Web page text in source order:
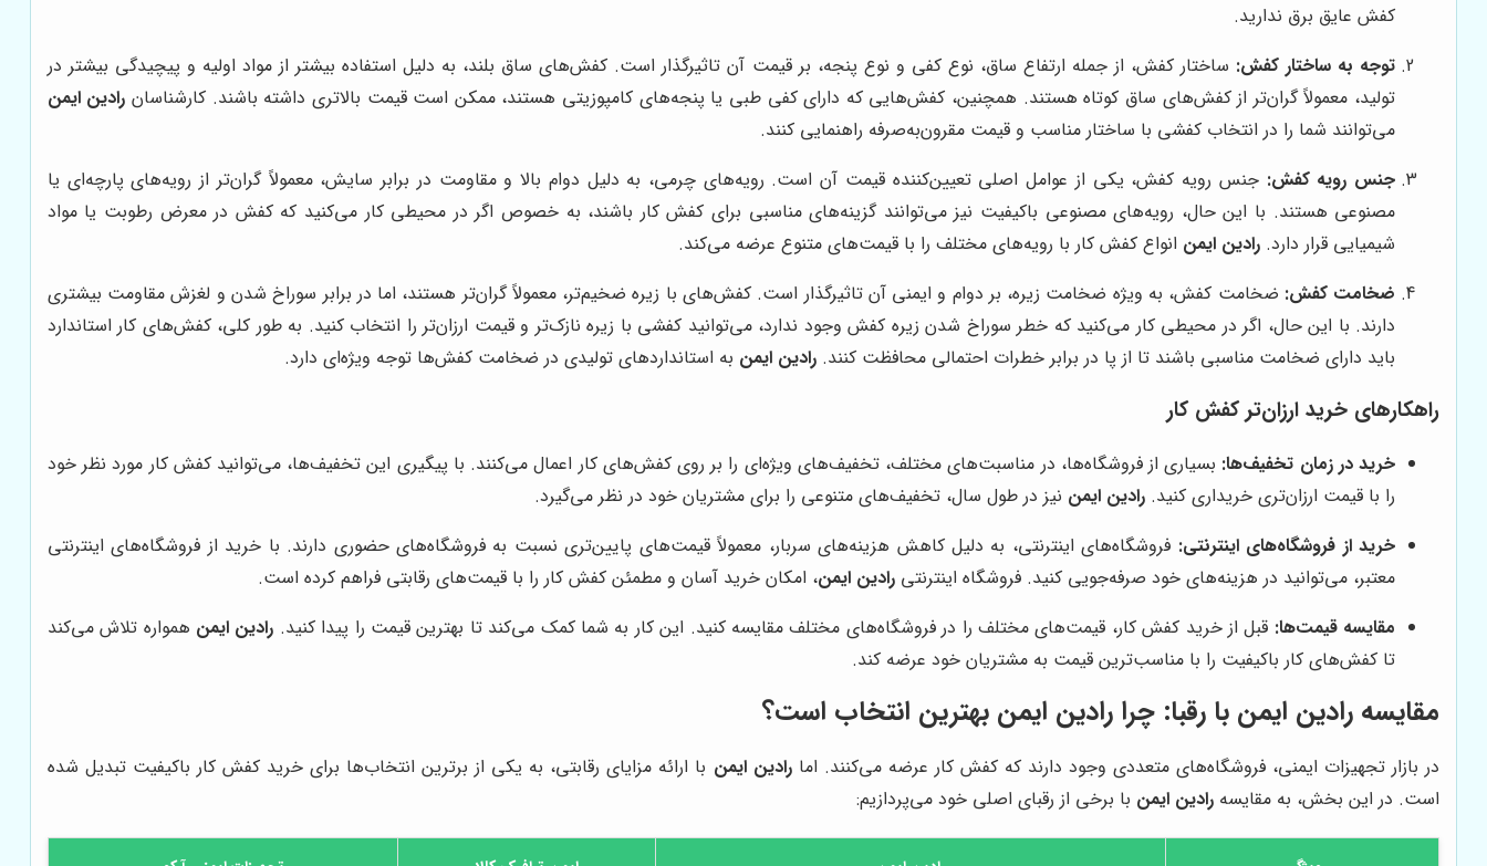
کفش عایق برق ندارید.
توجه به ساختار کفش: ساختار کفش، از جمله ارتفاع ساق، نوع کفی و نوع پنجه، بر قیمت آن تاثیرگذار است. کفش‌های ساق بلند، به دلیل استفاده بیشتر از مواد اولیه و پیچیدگی بیشتر در
تولید، معمولاً گران‌تر از کفش‌های ساق کوتاه هستند. همچنین، کفش‌هایی که دارای کفی طبی یا پنجه‌های کامپوزیتی هستند، ممکن است قیمت بالاتری داشته باشند. کارشناسان رادین ایمن
می‌توانند شما را در انتخاب کفشی با ساختار مناسب و قیمت مقرون‌به‌صرفه راهنمایی کنند.
جنس رویه کفش: جنس رویه کفش، یکی از عوامل اصلی تعیین‌کننده قیمت آن است. رویه‌های چرمی، به دلیل دوام بالا و مقاومت در برابر سایش، معمولاً گران‌تر از رویه‌های پارچه‌ای یا
مصنوعی هستند. با این حال، رویه‌های مصنوعی باکیفیت نیز می‌توانند گزینه‌های مناسبی برای کفش کار باشند، به خصوص اگر در محیطی کار می‌کنید که کفش در معرض رطوبت یا مواد
شیمیایی قرار دارد. رادین ایمن انواع کفش کار با رویه‌های مختلف را با قیمت‌های متنوع عرضه می‌کند.
ضخامت کفش: ضخامت کفش، به ویژه ضخامت زیره، بر دوام و ایمنی آن تاثیرگذار است. کفش‌های با زیره ضخیم‌تر، معمولاً گران‌تر هستند، اما در برابر سوراخ شدن و لغزش مقاومت بیشتری
دارند. با این حال، اگر در محیطی کار می‌کنید که خطر سوراخ شدن زیره کفش وجود ندارد، می‌توانید کفشی با زیره نازک‌تر و قیمت ارزان‌تر را انتخاب کنید. به طور کلی، کفش‌های کار استاندارد
باید دارای ضخامت مناسبی باشند تا از پا در برابر خطرات احتمالی محافظت کنند. رادین ایمن به استانداردهای تولیدی در ضخامت کفش‌ها توجه ویژه‌ای دارد.
راهکارهای خرید ارزان‌تر کفش کار
خرید در زمان تخفیف‌ها: بسیاری از فروشگاه‌ها، در مناسبت‌های مختلف، تخفیف‌های ویژه‌ای را بر روی کفش‌های کار اعمال می‌کنند. با پیگیری این تخفیف‌ها، می‌توانید کفش کار مورد نظر خود
را با قیمت ارزان‌تری خریداری کنید. رادین ایمن نیز در طول سال، تخفیف‌های متنوعی را برای مشتریان خود در نظر می‌گیرد.
خرید از فروشگاه‌های اینترنتی: فروشگاه‌های اینترنتی، به دلیل کاهش هزینه‌های سربار، معمولاً قیمت‌های پایین‌تری نسبت به فروشگاه‌های حضوری دارند. با خرید از فروشگاه‌های اینترنتی
معتبر، می‌توانید در هزینه‌های خود صرفه‌جویی کنید. فروشگاه اینترنتی رادین ایمن، امکان خرید آسان و مطمئن کفش کار را با قیمت‌های رقابتی فراهم کرده است.
مقایسه قیمت‌ها: قبل از خرید کفش کار، قیمت‌های مختلف را در فروشگاه‌های مختلف مقایسه کنید. این کار به شما کمک می‌کند تا بهترین قیمت را پیدا کنید. رادین ایمن همواره تلاش می‌کند
تا کفش‌های کار باکیفیت را با مناسب‌ترین قیمت به مشتریان خود عرضه کند.
مقایسه رادین ایمن با رقبا: چرا رادین ایمن بهترین انتخاب است؟
در بازار تجهیزات ایمنی، فروشگاه‌های متعددی وجود دارند که کفش کار عرضه می‌کنند. امارادین ایمن با ارائه مزایای رقابتی، به یکی از برترین انتخاب‌ها برای خرید کفش کار باکیفیت تبدیل شده
است. در این بخش، به مقایسه رادین ایمن با برخی از رقبای اصلی خود می‌پردازیم: